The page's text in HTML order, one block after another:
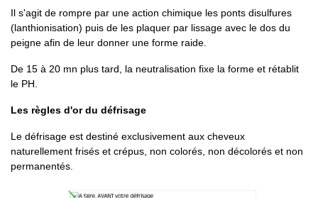
Il s'agit de rompre par une action chimique les ponts disulfures
(lanthionisation) puis de les plaquer par lissage avec le dos du
peigne afin de leur donner une forme raide.
De 15 à 20 mn plus tard, la neutralisation fixe la forme et rétablit
le PH.
Les règles d'or du défrisage
Le défrisage est destiné exclusivement aux cheveux
naturellement frisés et crépus, non colorés, non décolorés et non
permanentés.